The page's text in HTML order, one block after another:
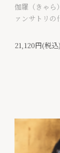
伽羅（きゃら
ァンサトリの
21,120円(税込)